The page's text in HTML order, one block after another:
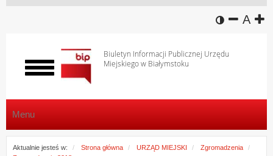
wersja
A
Biuletyn Informacji Publicznej Urzędu
Miejskiego w Białymstoku
Włącz
menu
Menu
Aktualnie jesteś w: Strona główna URZĄD MIEJSKI
Zgromadzenia